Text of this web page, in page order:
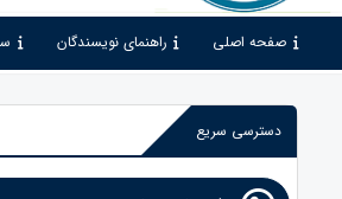
صفحه اصلی راهنمای نویسندگان
دسترسی سریع